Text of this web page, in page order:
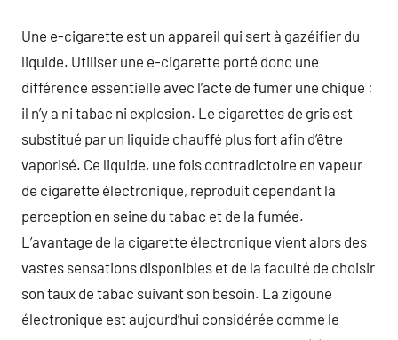
Une e-cigarette est un appareil qui sert à gazéifier du
liquide. Utiliser une e-cigarette porté donc une
différence essentielle avec l’acte de fumer une chique :
il n’y a ni tabac ni explosion. Le cigarettes de gris est
substitué par un liquide chauffé plus fort afin d’être
vaporisé. Ce liquide, une fois contradictoire en vapeur
de cigarette électronique, reproduit cependant la
perception en seine du tabac et de la fumée.
L’avantage de la cigarette électronique vient alors des
vastes sensations disponibles et de la faculté de choisir
son taux de tabac suivant son besoin. La zigoune
électronique est aujourd’hui considérée comme le